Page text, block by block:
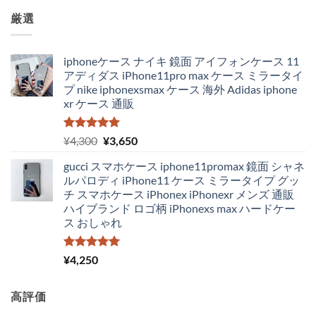
厳選
iphoneケース ナイキ 鏡面 アイフォンケース 11
アディダス iPhone11pro max ケース ミラータイ
プ nike iphonexsmax ケース 海外 Adidas iphone
xr ケース 通販
5段階中
5.00
の評価
¥4,300 元
価
格
は
¥4,300
で
し
¥3,650現
の
価
格
は
gucci スマホケース iphone11promax 鏡面 シャネ
ルパロディ iPhone11 ケース ミラータイプ グッ
チ スマホケース iPhonex iPhonexr メンズ 通販
ハイブランド ロゴ柄 iPhonexs max ハードケー
ス おしゃれ
5段階中
5.00
¥4,250
高評価